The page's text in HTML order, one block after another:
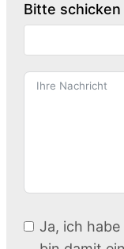
Bitte
Ja, ich